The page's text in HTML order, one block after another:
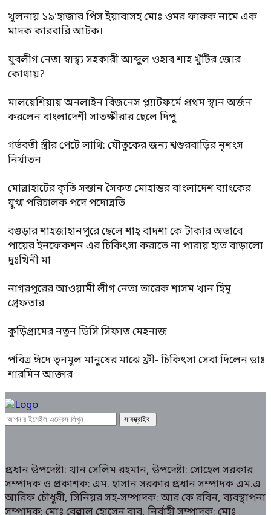
খুলনায় ১৯’হাজার পিস ইয়াবাসহ মোঃ ওমর ফারুক নামে এক
মাদক কারবারি আটক।
যুবলীগ নেতা স্বাস্থ্য সহকারী আব্দুল ওহাব শাহ খুঁটির জোর
কোথায়?
মালয়েশিয়ায় অনলাইন বিজনেস প্ল্যাটফর্মে প্রথম স্থান অর্জন
করলেন বাংলাদেশী সাতক্ষীরার ছেলে দিপু
গর্ভবতী স্ত্রীর পেটে লাথি: যৌতুকের জন্য শ্বশুরবাড়ির নৃশংস
নির্যাতন
মোল্লাহাটের কৃতি সন্তান সৈকত মোহান্তর বাংলাদেশ ব্যাংকের
যুগ্ম পরিচালক পদে পদোন্নতি
বগুড়ার শাহজাহানপুরে ছেলে শাহ্ বাদশা কে টাকার অভাবে
পায়ের ইনফেকশন এর চিকিৎসা করাতে না পারায় হাত বাড়ালো
দুঃখিনী মা
নাগরপুরের আওয়ামী লীগ নেতা তারেক শাসম খান হিমু
গ্রেফতার
কুড়িগ্রামের নতুন ডিসি সিফাত মেহনাজ
পবিত্র ঈদে তৃনমুল মানুষের মাঝে ফ্রী- চিকিৎসা সেবা দিলেন ডাঃ
শারমিন আক্তার
প্রধান উপদেষ্টা: খান সেলিম রহমান, উপদেষ্টা: সোহেল সরকার
সম্পাদক ও প্রকাশক: এম. হাসান সরকার প্রধান সম্পাদক এম.এ
আরিফ চৌধুরী, সিনিয়র সহ-সম্পাদক: আর কে রবিন, ব্যবস্থাপনা